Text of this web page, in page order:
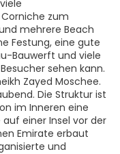
zum
mehrere Beach
Festung, eine gute
Bauwerft und viele
sehen kann.
Zayed Moschee.
Die Struktur ist
im Inneren eine
einer Insel vor der
Emirate erbaut
und